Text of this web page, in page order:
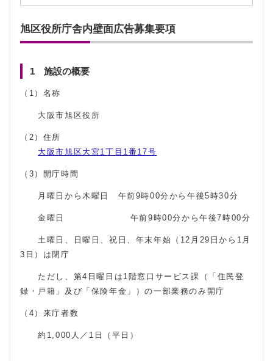
旭区役所庁舎内壁面広告募集要項
1 施設の概要
（1）名称
大阪市旭区役所
（2）住所
大阪市旭区大宮1丁目1番17号
（3）開庁時間
月曜日から木曜日 午前9時00分から午後5時30分
金曜日 午前9時00分から午後7時00分
土曜日、日曜日、祝日、年末年始（12月29日から1月
3日）は閉庁
ただし、第4日曜日は1階窓口サービス課（「住民登
録・戸籍」及び「保険年金」）の一部業務のみ開庁
（4）来庁者数
約1,000人／1日（平日）